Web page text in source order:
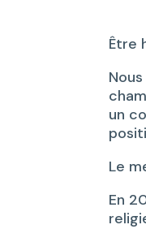
Être
un
Le
En